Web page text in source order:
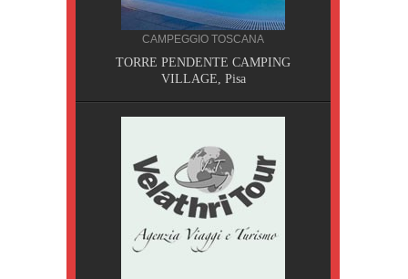
CAMPEGGIO TOSCANA
TORRE PENDENTE CAMPING
VILLAGE, Pisa